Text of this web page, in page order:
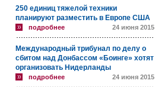
250 единиц тяжелой техники
планируют разместить в Европе США
подробнее 24 июня 2015
Международный трибунал по делу о
сбитом над Донбассом «Боинге» хотят
организовать Нидерланды
подробнее 24 июня 2015